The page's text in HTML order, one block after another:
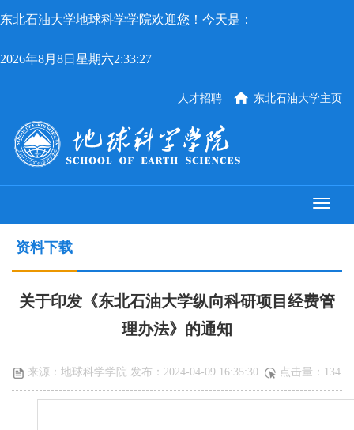
东北石油大学地球科学学院欢迎您！今天是：
2026年8月8日星期六2:33:27
东北石油大学主页
人才招聘
资料下载
关于印发《东北石油大学纵向科研项目经费管
理办法》的通知
来源：地球科学学院 发布：2024-04-09 16:35:30 点击量： 134